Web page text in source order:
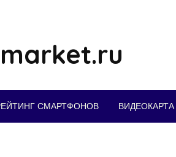
СМАРТФОНОВ ВИДЕОКАРТА